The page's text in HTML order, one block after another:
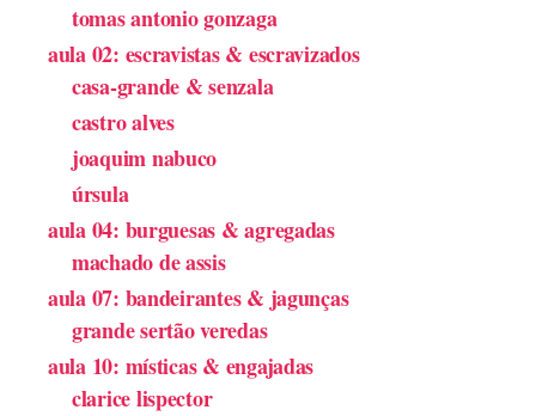
tomas antonio gonzaga
aula 02: escravistas & escravizados
casa-grande & senzala
castro alves
joaquim nabuco
úrsula
aula 04: burguesas & agregadas
machado de assis
aula 07: bandeirantes & jagunças
grande sertão veredas
aula 10: místicas & engajadas
clarice lispector